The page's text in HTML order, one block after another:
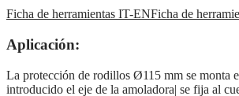
Ficha de herramientas IT-ENFicha de
Aplicación:
La protección de rodillos Ø115 mm se monta
introducido el eje de la amoladora| se fija al